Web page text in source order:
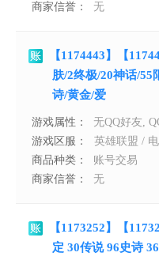
商家信誉：
无
【1174443】【
肤/2终极/20神话/55
诗/黄金/爱
游戏属性：
无QQ好友,
游戏区服：
英雄联盟 /
商品种类：
账号交易
商家信誉：
无
【1173252】【
定 30传说 96史诗